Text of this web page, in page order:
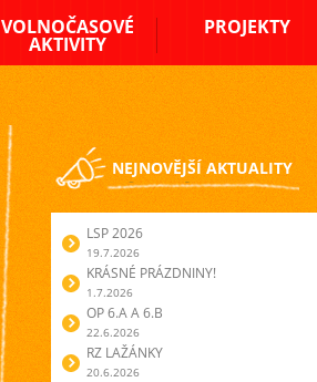
VOLNOČASOVÉ
AKTIVITY
PROJEKTY
NEJNOVĚJŠÍ AKTUALITY
LSP 2026
19.7.2026
KRÁSNÉ PRÁZDNINY!
1.7.2026
OP 6.A A 6.B
22.6.2026
RZ LAŽÁNKY
20.6.2026